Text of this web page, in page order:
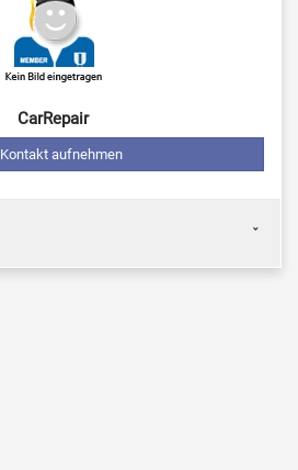
CarRepair
Kontakt aufnehmen